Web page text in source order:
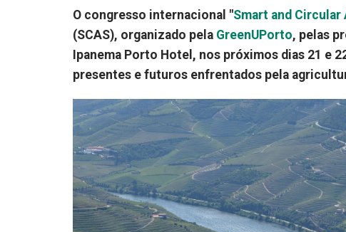
O congresso internacional "Smart and
(SCAS), organizado pela GreenUPorto, pelas
Ipanema Porto Hotel, nos próximos dias 21 e
presentes e futuros enfrentados pela